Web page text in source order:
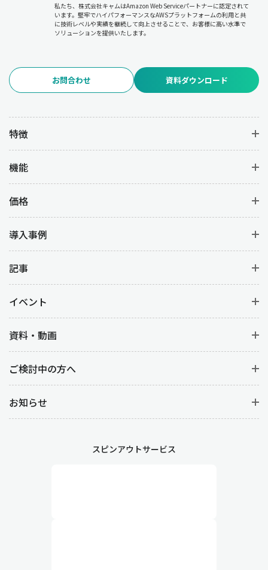
私たち、株式会社キャムはAmazon Web Serviceパートナーに認定されて
います。堅牢でハイパフォーマンスなAWSプラットフォームの利用と共
に技術レベルや実績を継続して向上させることで、お客様に高い水準で
ソリューションを提供いたします。
お問合わせ 資料ダウンロード
特徴
機能
価格
導入事例
記事
イベント
資料・動画
ご検討中の方へ
お知らせ
スピンアウトサービス